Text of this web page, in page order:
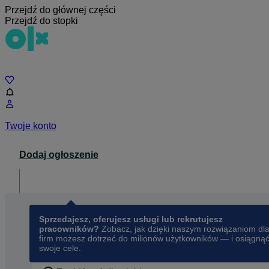
Przejdź do głównej części
Przejdź do stopki
Twoje konto
Dodaj ogłoszenie
Sprzedajesz, oferujesz usługi lub rekrutujesz
pracowników? Zobacz, jak dzięki naszym rozwiązaniom dla
firm możesz dotrzeć do milionów użytkowników — i osiągnąć
swoje cele.